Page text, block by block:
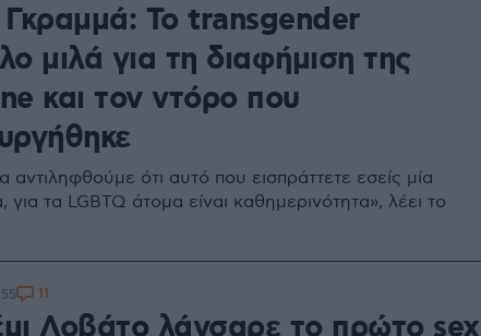
Γκραμμά: Το transgender
μιλά για τη διαφήμιση της
και τον ντόρο που
αντιληφθούμε ότι αυτό που εισπράττετε εσείς μία
τα LGBTQ άτομα είναι καθημερινότητα», λέει το
11